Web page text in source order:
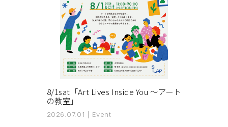
8/1sat「Art Lives Inside You 〜アート
の教室」
2026.07.01 Event